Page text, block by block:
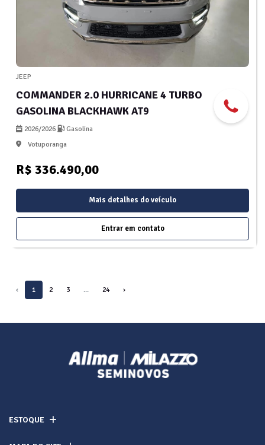
JEEP
COMMANDER 2.0 HURRICANE 4 TURBO
GASOLINA BLACKHAWK AT9
2026/2026
Gasolina
Votuporanga
R$ 336.490,00
Mais detalhes do veículo
Entrar em contato
‹ 1 2 3 ... 24 ›
ESTOQUE